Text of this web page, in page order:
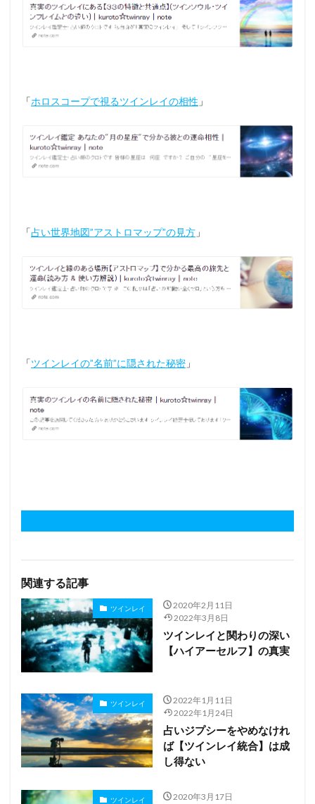
「ホロスコープで視るツインレイの相性 」
「占い世界地図”アストロマップ”の見方 」
「ツインレイの”名前”に隠された秘密 」
関連する記事
ツインレイ
2020年2月11日
2022年3月8日
ツインレイと関わりの深い
【ハイアーセルフ】の真実
ツインレイ
2022年1月11日
2022年1月24日
占いジプシーをやめなけれ
ば【ツインレイ統合】は成
し得ない
ツインレイ
2020年3月17日